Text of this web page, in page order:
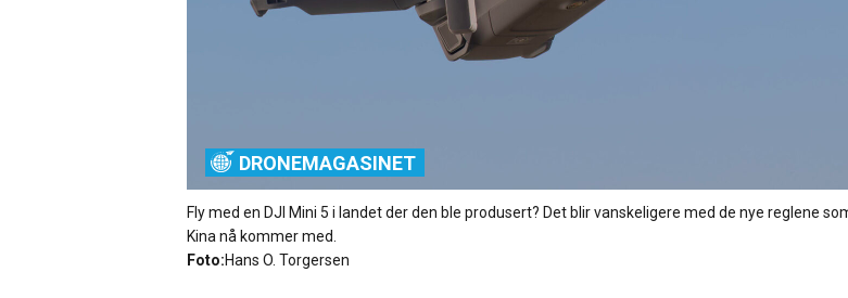
DRONEMAGASINET
Fly med en DJI Mini 5 i landet der den ble produsert? Det blir vanskeligere med de nye reglene
Kina nå kommer med.
Foto:Hans O. Torgersen